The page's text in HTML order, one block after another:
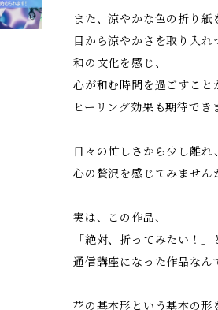
また、涼やかな色の折り紙
目から涼やかさを取り入れ
和の文化を感じ、
心が和む時間を過ごすこと
ヒーリング効果も期待でき
日々の忙しさから少し離
心の贅沢を感じてみません
実は、この作品、
「絶対、折ってみたい！
通信講座になった作品なん
花の基本形という基本の形